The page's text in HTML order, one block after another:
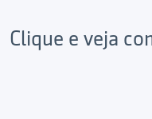
Clique e veja